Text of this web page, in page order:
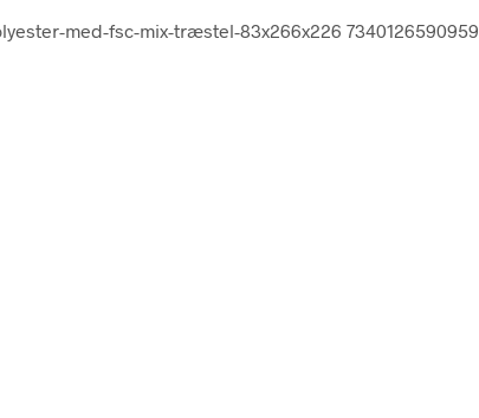
med-fsc-mix-træstel-83x266x226 7340126590959